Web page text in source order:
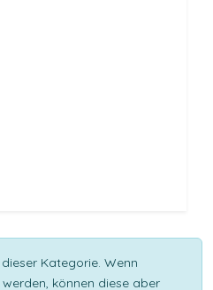
Kategorie. Wenn
können diese aber